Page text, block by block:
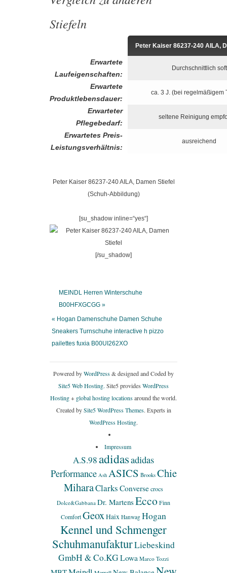
Stiefeln
Peter Kaiser 86237-240 AILA,
Erwartete
Laufeigenschaften:
Durchschnittlich soft
Erwartete
Produktlebensdauer:
ca. 3 J. (bei regelmäßigem
Erwarteter
Pflegebedarf:
seltene Reinigung
Erwartetes Preis-
Leistungsverhältnis:
ausreichend
Peter Kaiser 86237-240 AILA, Damen Stiefel
(Schuh-Abbildung)
[su_shadow inline=“yes“]
[/su_shadow]
MEINDL Herren Winterschuhe
B00HFXGCGG »
« Hogan Damenschuhe Damen Schuhe
Sneakers Turnschuhe interactive h pizzo
pailettes fuxia B00UI262XO
Powered byWordPress& designed and Coded by
Site5 Web Hosting. Site5 provides WordPress
Hosting+ global hosting locationsaround the world.
Created bySite5 WordPress Themes. Experts in
WordPress Hosting.
Impressum
A.S.98adidasadidas
Performance Ash ASICS Brooks Chie
MiharaClarks Conversecrocs
Dolce&Gabbana Dr. MartensEccoFinn
ComfortGeoxHaix Hanwag Hogan
Kennel und Schmenger
SchuhmanufakturLiebeskind
GmbH & Co.KG Lowa Marco Tozzi